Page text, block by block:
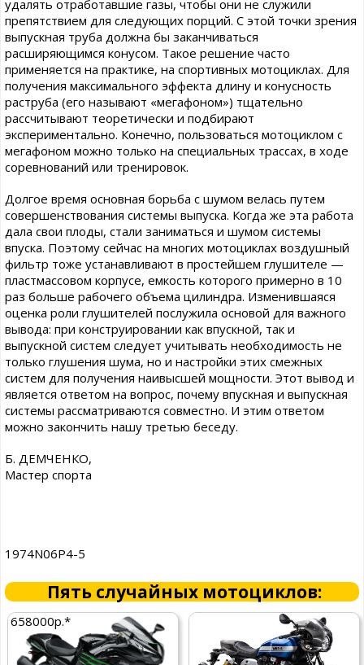
удалять отработавшие газы, чтобы они не служили
препятствием для следующих порций. С этой точки зрения
выпускная труба должна бы заканчиваться
расширяющимся конусом. Такое решение часто
применяется на практике, на спортивных мотоциклах. Для
получения максимального эффекта длину и конусность
раструба (его называют «мегафоном») тщательно
рассчитывают теоретически и подбирают
экспериментально. Конечно, пользоваться мотоциклом с
мегафоном можно только на специальных трассах, в ходе
соревнований или тренировок.
Долгое время основная борьба с шумом велась путем
совершенствования системы выпуска. Когда же эта работа
дала свои плоды, стали заниматься и шумом системы
впуска. Поэтому сейчас на многих мотоциклах воздушный
фильтр тоже устанавливают в простейшем глушителе —
пластмассовом корпусе, емкость которого примерно в 10
раз больше рабочего объема цилиндра. Изменившаяся
оценка роли глушителей послужила основой для важного
вывода: при конструировании как впускной, так и
выпускной систем следует учитывать необходимость не
только глушения шума, но и настройки этих смежных
систем для получения наивысшей мощности. Этот вывод и
является ответом на вопрос, почему впускная и выпускная
системы рассматриваются совместно. И этим ответом
можно закончить нашу третью беседу.
Б. ДЕМЧЕНКО,
Мастер спорта
1974N06P4-5
Пять случайных мотоциклов:
658000р.*